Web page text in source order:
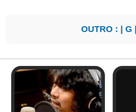
OUTRO : | G |